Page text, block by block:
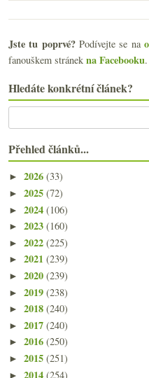
Jste tu poprvé?Podívejte se na
fanouškem stránek na Facebooku.
Hledáte konkrétní článek?
Přehled článků...
► 2026 (33)
► 2025 (72)
► 2024 (106)
► 2023 (160)
► 2022 (225)
► 2021 (239)
► 2020 (239)
► 2019 (238)
► 2018 (240)
► 2017 (240)
► 2016 (250)
► 2015 (251)
► 2014 (254)